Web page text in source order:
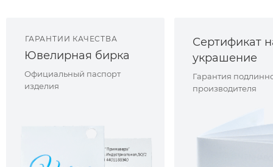
ГАРАНТИИ КАЧЕСТВА
Ювелирная бирка
Официальный паспорт
изделия
Сертификат
украшение
Гарантия
производителя